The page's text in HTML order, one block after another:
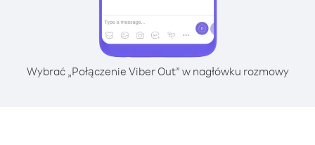
Wybrać „Połączenie Viber Out” w nagłówku rozmowy